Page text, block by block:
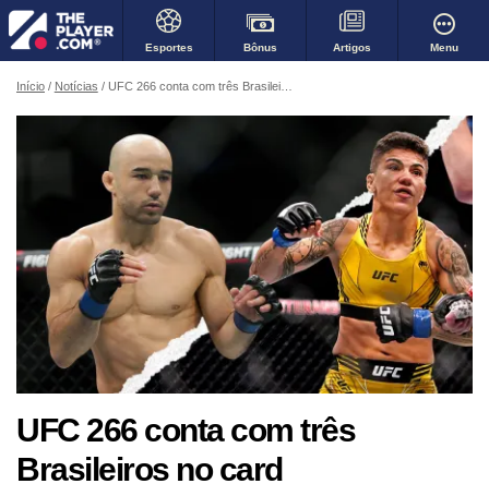
Esportes Bônus Artigos Menu
Início Notícias UFC 266 conta com três Brasileiros no card
UFC 266 conta com três
Brasileiros no card